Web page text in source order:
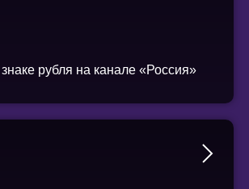
рубля на канале «Россия»